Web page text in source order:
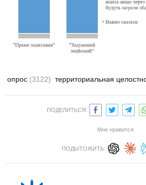
опрос (3122) территориальная
ПОДЕЛИТЬСЯ:
Мне нравится
ПОДЫТОЖИТЬ: